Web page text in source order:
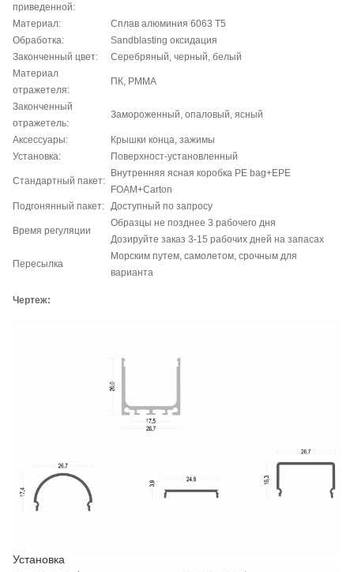
приведенной:
Материал:
Сплав алюминия 6063 T5
Обработка:
Sandblasting оксидация
Законченный цвет:
Серебряный, черный, белый
Материал
отражетеля:
ПК, PMMA
Законченный
отражетель:
Замороженный, опаловый, ясный
Аксессуары:
Крышки конца, зажимы
Установка:
Поверхност-установленный
Стандартный пакет:
Внутренняя ясная коробка PE bag+EPE
FOAM+Carton
Подгонянный пакет: Доступный по запросу
Время регуляции
Образцы не позднее 3 рабочего дня
Дозируйте заказ 3-15 рабочих дней на запасах
Пересылка
Морским путем, самолетом, срочным для
варианта
Чертеж:
Установка